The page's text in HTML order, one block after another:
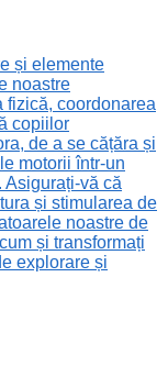
și elemente
noastre
fizică, coordonarea
copiilor
de a se cățăra și
motorii într-un
Asigurați-vă că
și stimularea de
noastre de
și transformați
explorare și